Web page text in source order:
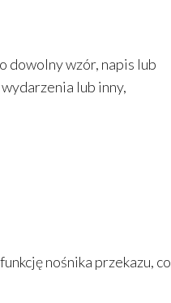
dowolny wzór, napis lub
lub inny,
nośnika przekazu, co